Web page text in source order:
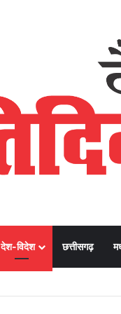
देश-विदेश छत्तीसगढ़